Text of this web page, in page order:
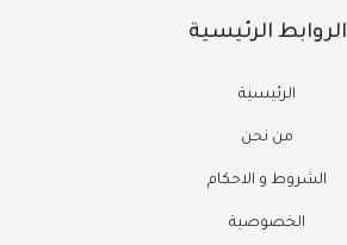
الروابط الرئيسية
الرئيسية
من نحن
الشروط و الاحكام
الخصوصية